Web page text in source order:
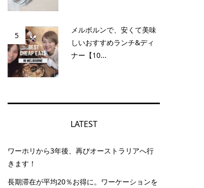
5
メルボルンで、安くて美味
しいおすすめランチ&ディ
ナー【10...
LATEST
ワーホリから3年後、再びオーストラリアへ行
きます！
長期滞在が平均20％お得に。ワーケーションを